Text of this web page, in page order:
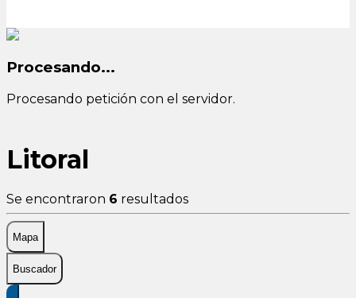
Procesando...
Procesando petición con el servidor.
Litoral
Se encontraron 6 resultados
Mapa
Buscador